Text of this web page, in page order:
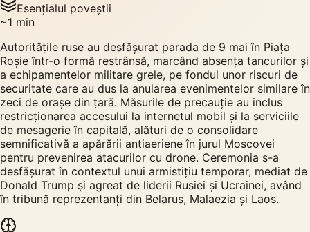
Esențialul poveștii
~1 min
Autoritățile ruse au desfășurat parada de 9 mai în Piața
Roșie într-o formă restrânsă, marcând absența tancurilor și
a echipamentelor militare grele, pe fondul unor riscuri de
securitate care au dus la anularea evenimentelor similare în
zeci de orașe din țară. Măsurile de precauție au inclus
restricționarea accesului la internetul mobil și la serviciile
de mesagerie în capitală, alături de o consolidare
semnificativă a apărării antiaeriene în jurul Moscovei
pentru prevenirea atacurilor cu drone. Ceremonia s-a
desfășurat în contextul unui armistițiu temporar, mediat de
Donald Trump și agreat de liderii Rusiei și Ucrainei, având
în tribună reprezentanți din Belarus, Malaezia și Laos.